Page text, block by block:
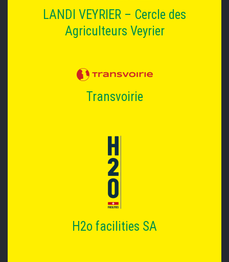
LANDI VEYRIER – Cercle des
Agriculteurs Veyrier
Transvoirie
H2o facilities SA